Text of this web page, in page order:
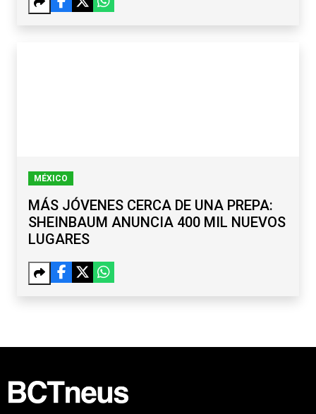
MÉXICO
MÁS JÓVENES CERCA DE UNA PREPA:
SHEINBAUM ANUNCIA 400 MIL NUEVOS
LUGARES